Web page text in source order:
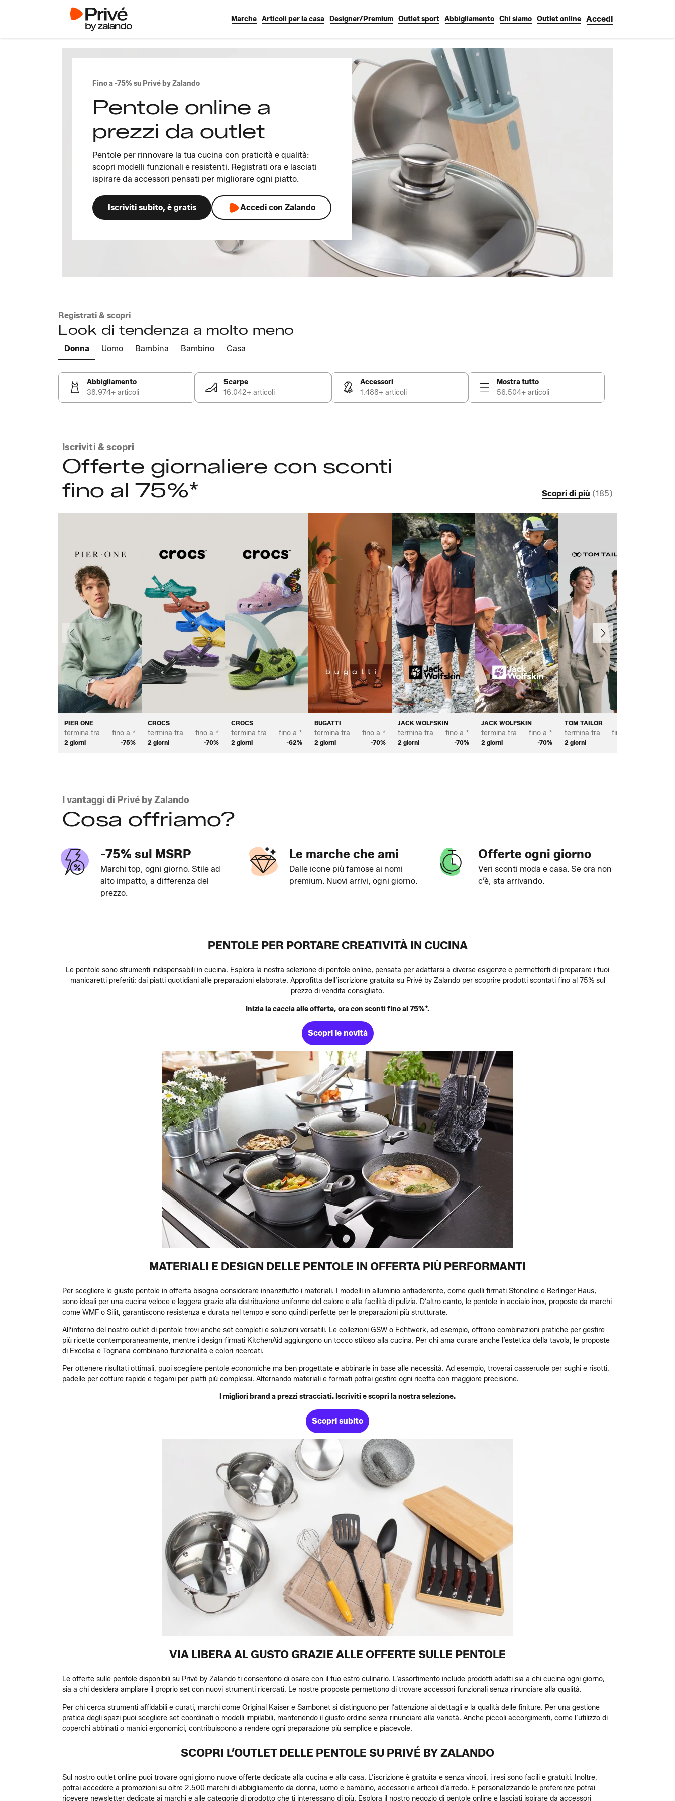
Marche Articoli per la casa Designer/Premium Outlet sport Abbigliamento Chi siamo Outlet online Accedi
Fino a -75% su Privé by Zalando
Pentole online a
prezzi da outlet
Pentole per rinnovare la tua cucina con praticità e qualità:
scopri modelli funzionali e resistenti. Registrati ora e lasciati
ispirare da accessori pensati per migliorare ogni piatto.
Iscriviti subito, è gratis Accedi con Zalando
Registrati & scopri
Look di tendenza a molto meno
Donna Uomo Bambina Bambino Casa
Abbigliamento
38.974+ articoli
Scarpe
16.042+ articoli
Accessori
1.488+ articoli
Mostra tutto
56.504+ articoli
Iscriviti & scopri
Offerte giornaliere con sconti
fino al 75%*
Scopri di più (185)
PIER ONE
termina tra
2 giorni
fino a *
-75%
CROCS
termina tra
2 giorni
fino a *
-70%
CROCS
termina tra
2 giorni
fino a *
-62%
BUGATTI
termina tra
2 giorni
fino a *
-70%
JACK WOLFSKIN
termina tra
2 giorni
fino a *
-70%
JACK WOLFSKIN
termina tra
2 giorni
fino a *
-70%
TOM TAILOR
termina tra
2 giorni
fino a *
Precedente Avanti
I vantaggi di Privé by Zalando
Cosa offriamo?
-75% sul MSRP
Marchi top, ogni giorno. Stile ad
alto impatto, a differenza del
prezzo.
Le marche che ami
Dalle icone più famose ai nomi
premium. Nuovi arrivi, ogni giorno.
Offerte ogni giorno
Veri sconti moda e casa. Se ora non
c’è, sta arrivando.
PENTOLE PER PORTARE CREATIVITÀ IN CUCINA
Le pentole sono strumenti indispensabili in cucina. Esplora la nostra selezione di pentole online, pensata per adattarsi a diverse esigenze e permetterti di preparare i tuoi
manicaretti preferiti: dai piatti quotidiani alle preparazioni elaborate. Approfitta dell’iscrizione gratuita su Privé by Zalando per scoprire prodotti scontati fino al 75% sul
prezzo di vendita consigliato.
Inizia la caccia alle offerte, ora con sconti fino al 75%*.
Scopri le novità
MATERIALI E DESIGN DELLE PENTOLE IN OFFERTA PIÙ PERFORMANTI
Per scegliere le giuste pentole in offerta bisogna considerare innanzitutto i materiali. I modelli in alluminio antiaderente, come quelli firmati Stoneline e Berlinger Haus,
sono ideali per una cucina veloce e leggera grazie alla distribuzione uniforme del calore e alla facilità di pulizia. D’altro canto, le pentole in acciaio inox, proposte da marchi
come WMF o Silit, garantiscono resistenza e durata nel tempo e sono quindi perfette per le preparazioni più strutturate.
All’interno del nostro outlet di pentole trovi anche set completi e soluzioni versatili. Le collezioni GSW o Echtwerk, ad esempio, offrono combinazioni pratiche per gestire
più ricette contemporaneamente, mentre i design firmati KitchenAid aggiungono un tocco stiloso alla cucina. Per chi ama curare anche l’estetica della tavola, le proposte
di Excelsa e Tognana combinano funzionalità e colori ricercati.
Per ottenere risultati ottimali, puoi scegliere pentole economiche ma ben progettate e abbinarle in base alle necessità. Ad esempio, troverai casseruole per sughi e risotti,
padelle per cotture rapide e tegami per piatti più complessi. Alternando materiali e formati potrai gestire ogni ricetta con maggiore precisione.
I migliori brand a prezzi stracciati. Iscriviti e scopri la nostra selezione.
Scopri subito
VIA LIBERA AL GUSTO GRAZIE ALLE OFFERTE SULLE PENTOLE
Le offerte sulle pentole disponibili su Privé by Zalando ti consentono di osare con il tuo estro culinario. L’assortimento include prodotti adatti sia a chi cucina ogni giorno,
sia a chi desidera ampliare il proprio set con nuovi strumenti ricercati. Le nostre proposte permettono di trovare accessori funzionali senza rinunciare alla qualità.
Per chi cerca strumenti affidabili e curati, marchi come Original Kaiser e Sambonet si distinguono per l’attenzione ai dettagli e la qualità delle finiture. Per una gestione
pratica degli spazi puoi scegliere set coordinati o modelli impilabili, mantenendo il giusto ordine senza rinunciare alla varietà. Anche piccoli accorgimenti, come l’utilizzo di
coperchi abbinati o manici ergonomici, contribuiscono a rendere ogni preparazione più semplice e piacevole.
SCOPRI L’OUTLET DELLE PENTOLE SU PRIVÉ BY ZALANDO
Sul nostro outlet online puoi trovare ogni giorno nuove offerte dedicate alla cucina e alla casa. L’iscrizione è gratuita e senza vincoli, i resi sono facili e gratuiti. Inoltre,
potrai accedere a promozioni su oltre 2.500 marchi di abbigliamento da donna, uomo e bambino, accessori e articoli d’arredo. E personalizzando le preferenze potrai
ricevere newsletter dedicate ai marchi e alle categorie di prodotto che ti interessano di più. Esplora il nostro negozio di pentole online e lasciati ispirare da accessori